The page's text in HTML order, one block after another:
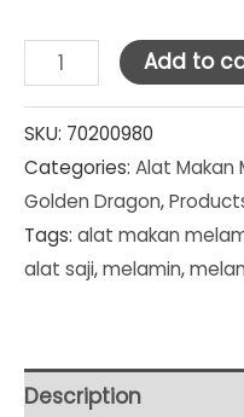
Golden
Dragon
Melamine
Matte
Grey
Piring
Tembikar
(P2409)
Add to
SKU: 70200980
Categories: Alat Makan
Golden Dragon,
Tags: alat makan
alat saji,melamin,
Description